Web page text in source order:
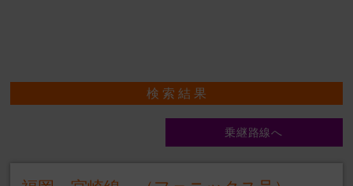
検 索 結 果
乗継路線へ